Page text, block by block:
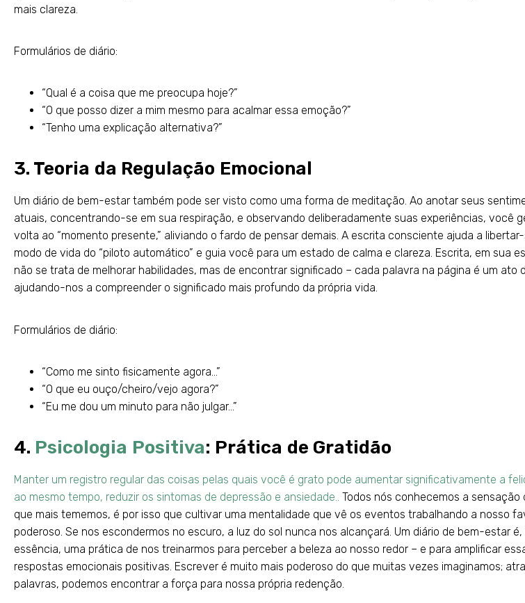
mais clareza.
Formulários de diário:
“Qual é a coisa que me preocupa hoje?”
“O que posso dizer a mim mesmo para acalmar essa emoção?”
“Tenho uma explicação alternativa?”
3. Teoria da Regulação Emocional
Um diário de bem-estar também pode ser visto como uma forma de meditação. Ao anotar seus
atuais, concentrando-se em sua respiração, e observando deliberadamente suas experiências, você
volta ao “momento presente,” aliviando o fardo de pensar demais. A escrita consciente ajuda a
modo de vida do “piloto automático” e guia você para um estado de calma e clareza. Escrita, em sua
não se trata de melhorar habilidades, mas de encontrar significado – cada palavra na página é um ato
ajudando-nos a compreender o significado mais profundo da própria vida.
Formulários de diário:
“Como me sinto fisicamente agora…”
“O que eu ouço/cheiro/vejo agora?”
“Eu me dou um minuto para não julgar…”
4. Psicologia Positiva: Prática de Gratidão
Manter um registro regular das coisas pelas quais você é grato pode aumentar significativamente a
ao mesmo tempo, reduzir os sintomas de depressão e ansiedade.. Todos nós conhecemos a sensação
que mais tememos, é por isso que cultivar uma mentalidade que vê os eventos trabalhando a nosso
poderoso. Se nos escondermos no escuro, a luz do sol nunca nos alcançará. Um diário de bem-estar é,
essência, uma prática de nos treinarmos para perceber a beleza ao nosso redor – e para amplificar
respostas emocionais positivas. Escrever é muito mais poderoso do que muitas vezes imaginamos;
palavras, podemos encontrar a força para nossa própria redenção.